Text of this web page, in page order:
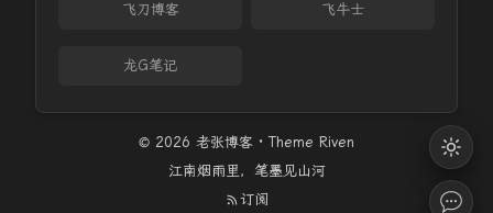
飞刀博客 飞牛士
龙G笔记
© 2026 老张博客 · Theme Riven
江南烟雨里，笔墨见山河
订阅